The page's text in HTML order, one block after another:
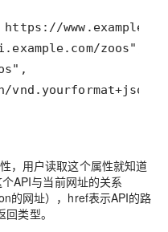
，用户读取这个属性就知道
API与当前网址的关系
的网址），href表示API的路
类型。